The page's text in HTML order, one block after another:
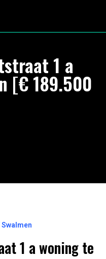
1 a
[€ 189.500
1 a woning te